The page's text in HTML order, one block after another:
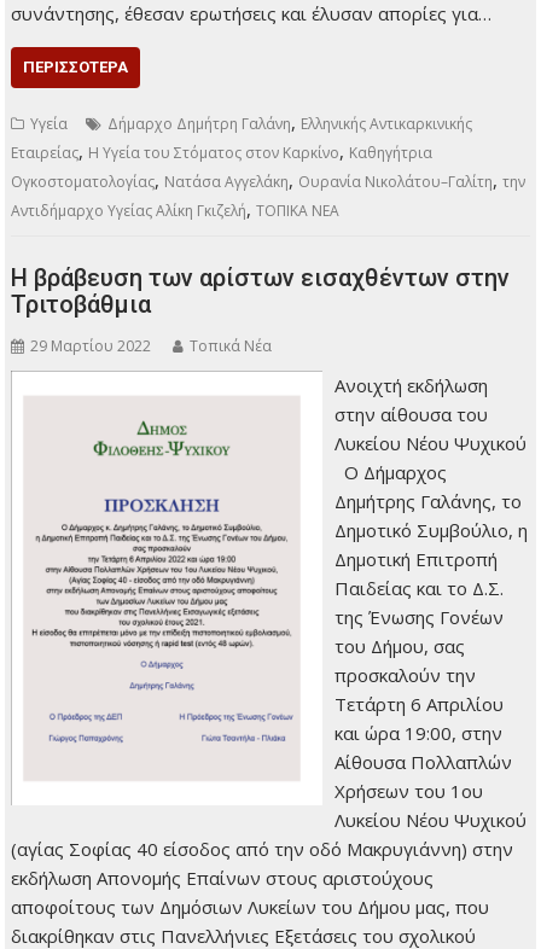
συνάντησης, έθεσαν ερωτήσεις και έλυσαν απορίες για…
ΠΕΡΙΣΣΌΤΕΡΑ
Υγεία Δήμαρχο Δημήτρη Γαλάνη, Ελληνικής Αντικαρκινικής
Εταιρείας, Η Υγεία του Στόματος στον Καρκίνο, Καθηγήτρια
Ογκοστοματολογίας, Νατάσα Αγγελάκη, Ουρανία Νικολάτου–Γαλίτη,την
Αντιδήμαρχο Υγείας Αλίκη Γκιζελή,ΤΟΠΙΚΑ ΝΕΑ
Η βράβευση των αρίστων εισαχθέντων στην
Τριτοβάθμια
29 Μαρτίου 2022 Τοπικά Νέα
Ανοιχτή εκδήλωση
στην αίθουσα του
Λυκείου Νέου Ψυχικού
Ο Δήμαρχος
Δημήτρης Γαλάνης, το
Δημοτικό Συμβούλιο, η
Δημοτική Επιτροπή
Παιδείας και το Δ.Σ.
της Ένωσης Γονέων
του Δήμου, σας
προσκαλούν την
Τετάρτη 6 Απριλίου
και ώρα 19:00, στην
Αίθουσα Πολλαπλών
Χρήσεων του 1ου
Λυκείου Νέου Ψυχικού
(αγίας Σοφίας 40 είσοδος από την οδό Μακρυγιάννη) στην
εκδήλωση Απονομής Επαίνων στους αριστούχους
αποφοίτους των Δημόσιων Λυκείων του Δήμου μας, που
διακρίθηκαν στις Πανελλήνιες Εξετάσεις του σχολικού